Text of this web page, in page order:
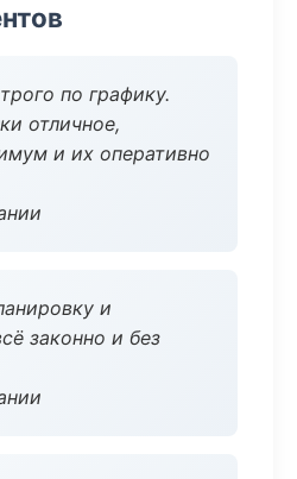
по графику.
отличное,
и их оперативно
и
законно и без